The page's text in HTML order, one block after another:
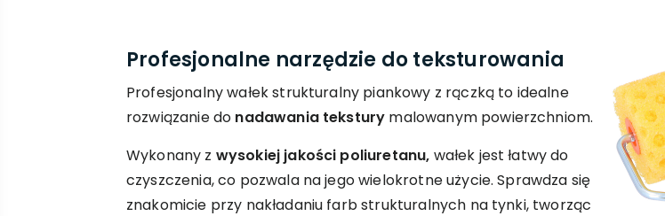
Profesjonalne narzędzie do teksturowania
Profesjonalny wałek strukturalny piankowy z rączką to idealne
rozwiązanie do nadawania tekstury malowanym powierzchniom.
Wykonany z wysokiej jakości poliuretanu, wałek jest łatwy do
czyszczenia, co pozwala na jego wielokrotne użycie. Sprawdza się
znakomicie przy nakładaniu farb strukturalnych na tynki, tworząc